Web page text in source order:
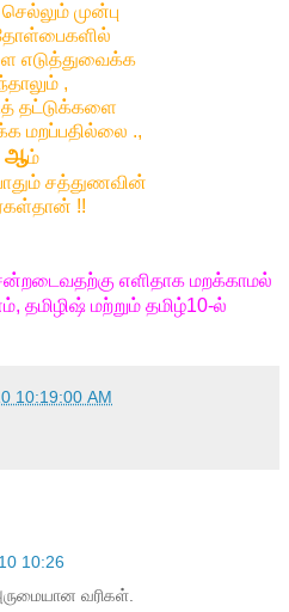
முன்பு
எடுத்துவைக்க
,
தட்டுக்களை
மறப்பதில்லை .,
ஆம்
சத்துணவின்
!!
எளிதாக மறக்காமல்
மற்றும் தமிழ்10-ல்
10:19:00 AM
10:26
வரிகள்.